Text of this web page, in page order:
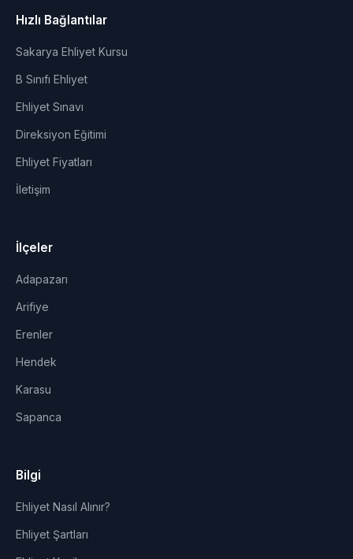
Hızlı Bağlantılar
Sakarya Ehliyet Kursu
B Sınıfı Ehliyet
Ehliyet Sınavı
Direksiyon Eğitimi
Ehliyet Fiyatları
İletişim
İlçeler
Adapazarı
Arifiye
Erenler
Hendek
Karasu
Sapanca
Bilgi
Ehliyet Nasıl Alınır?
Ehliyet Şartları